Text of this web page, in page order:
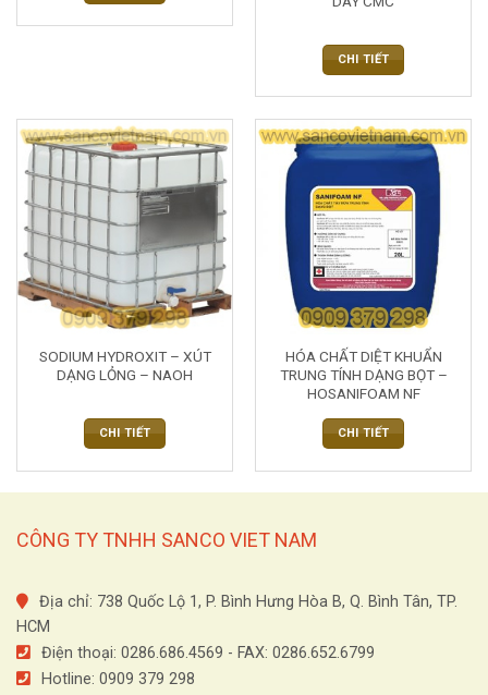
CHI TIẾT
SODIUM HYDROXIT – XÚT
DẠNG LỎNG – NAOH
CHI TIẾT
HÓA CHẤT DIỆT KHUẨN
TRUNG TÍNH DẠNG BỌT –
HOSANIFOAM NF
CHI TIẾT
CÔNG TY TNHH SANCO VIET NAM
Địa chỉ: 738 Quốc Lộ 1, P. Bình Hưng Hòa B, Q. Bình Tân, TP.
HCM
Điện thoại: 0286.686.4569 - FAX: 0286.652.6799
Hotline: 0909 379 298